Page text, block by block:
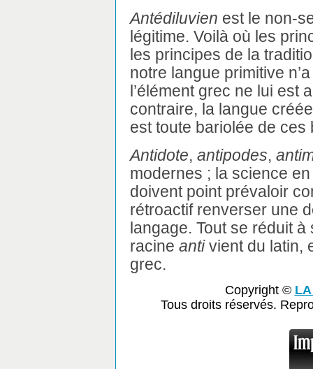
Antédiluvien est le non-
légitime. Voilà où les
les principes de la
notre langue primitive
l’élément grec ne lui est
contraire, la langue
est toute bariolée de ces
Antidote, antipodes,
modernes ; la science
doivent point prévaloir
rétroactif renverser une
langage. Tout se réduit
racine antivient du latin,
grec.
Copyright ©
Tous droits réservés.